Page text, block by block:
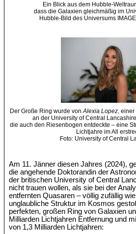
Ein Blick aus dem Hubble-
dass die Galaxien gleichmäßig im
Hubble-Bild des Universums
Der Große Ring wurde von Alexia Lopez, einer
an der University of Central
die auch den Riesenbogen entdeckte – eine
Lichtjahre im All
Foto: University of Central
Am 11. Jänner diesen Jahres (2024),
die angehende Doktorandin der
der britischen University of Central
nicht trauen wollen, als sie bei der
entfernten Quasaren – völlig zufällig
unglaubliche Struktur im Kosmos
perfekten, großen Ring von Galaxien
Milliarden Lichtjahren Entfernung und
von 1,3 Milliarden Lichtjahren: